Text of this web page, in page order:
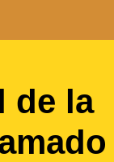
de la